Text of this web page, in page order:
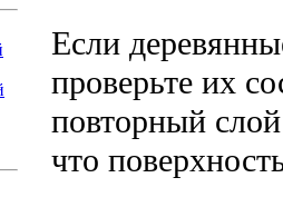
Если
проверьте их
повторный
что